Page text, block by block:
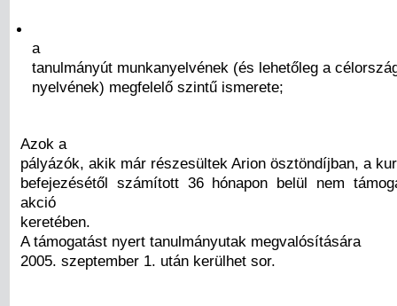
a
tanulmányút munkanyelvének (és lehetőleg a
nyelvének) megfelelő szintű ismerete;
Azok a
pályázók, akik már részesültek Arion ösztöndíjban, a
befejezésétől számított 36 hónapon belül nem
akció
keretében.
A támogatást nyert tanulmányutak megvalósítására
2005. szeptember 1. után kerülhet sor.